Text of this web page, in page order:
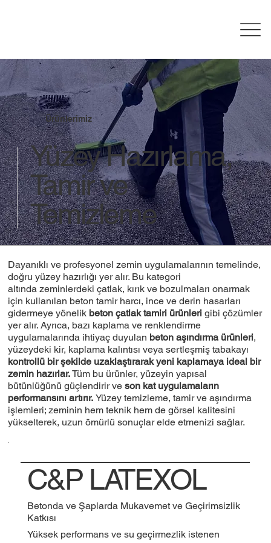
Ürünlerimiz
Yüzey Hazırlama,
Tamir ve
Temizleme
Dayanıklı ve profesyonel zemin uygulamalarının temelinde,
doğru yüzey hazırlığı yer alır. Bu kategori
altında zeminlerdeki çatlak, kırık ve bozulmaları onarmak
için kullanılan beton tamir harcı, ince ve derin hasarları
gidermeye yönelik beton çatlak tamiri ürünlerigibi çözümler
yer alır. Ayrıca, bazı kaplama ve renklendirme
uygulamalarında ihtiyaç duyulan beton aşındırma ürünleri,
yüzeydeki kir, kaplama kalıntısı veya sertleşmiş tabakayı
kontrollü bir şekilde uzaklaştırarak yeni kaplamaya ideal bir
zemin hazırlar.Tüm bu ürünler, yüzeyin yapısal
bütünlüğünü güçlendirir veson kat uygulamaların
performansını artırır.Yüzey temizleme, tamir ve aşındırma
işlemleri; zeminin hem teknik hem de görsel kalitesini
yükselterek, uzun ömürlü sonuçlar elde etmenizi sağlar.
C&P LATEXOL
Betonda ve Şaplarda Mukavemet ve Geçirimsizlik
Katkısı
Yüksek performans ve su geçirmezlik istenen